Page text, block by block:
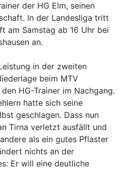
der HG Elm, seinen
In der Landesliga tritt
am Samstag ab 16 Uhr bei
an.
in der zweiten
beim MTV
HG-Trainer im Nachgang.
hatte sich seine
geschlagen. Dass nun
Tirna verletzt ausfällt und
als ein gutes Pflaster
nichts an der
Er will eine deutliche